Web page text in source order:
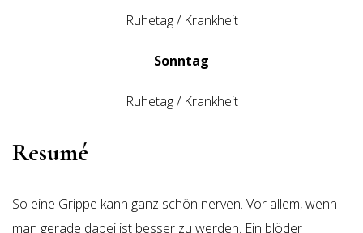
Ruhetag / Krankheit
Sonntag
Ruhetag / Krankheit
Resumé
So eine Grippe kann ganz schön nerven. Vor allem, wenn
man gerade dabei ist besser zu werden. Ein blöder